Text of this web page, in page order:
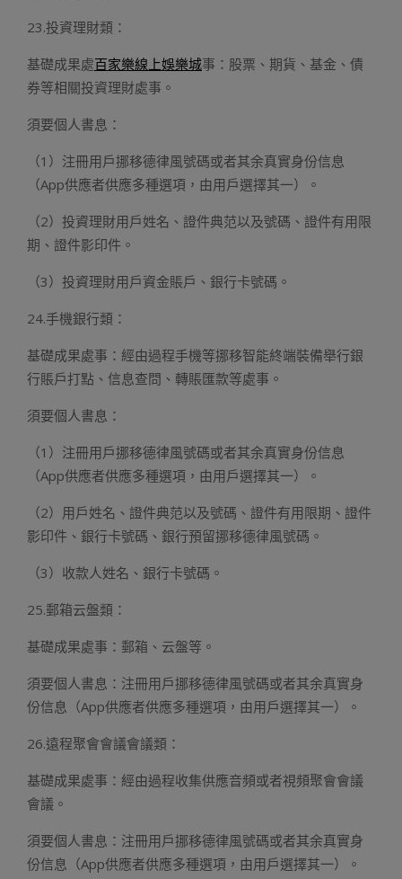
23.投資理財類：
基礎成果處百家樂線上娛樂城事：股票、期貨、基金、債
券等相關投資理財處事。
須要個人書息：
（1）注冊用戶挪移德律風號碼或者其余真實身份信息
（App供應者供應多種選項，由用戶選擇其一）。
（2）投資理財用戶姓名、證件典范以及號碼、證件有用限
期、證件影印件。
（3）投資理財用戶資金賬戶、銀行卡號碼。
24.手機銀行類：
基礎成果處事：經由過程手機等挪移智能終端裝備舉行銀
行賬戶打點、信息查問、轉賬匯款等處事。
須要個人書息：
（1）注冊用戶挪移德律風號碼或者其余真實身份信息
（App供應者供應多種選項，由用戶選擇其一）。
（2）用戶姓名、證件典范以及號碼、證件有用限期、證件
影印件、銀行卡號碼、銀行預留挪移德律風號碼。
（3）收款人姓名、銀行卡號碼。
25.郵箱云盤類：
基礎成果處事：郵箱、云盤等。
須要個人書息：注冊用戶挪移德律風號碼或者其余真實身
份信息（App供應者供應多種選項，由用戶選擇其一）。
26.遠程聚會會議會議類：
基礎成果處事：經由過程收集供應音頻或者視頻聚會會議
會議。
須要個人書息：注冊用戶挪移德律風號碼或者其余真實身
份信息（App供應者供應多種選項，由用戶選擇其一）。